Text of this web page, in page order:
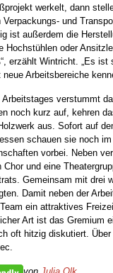
werkelt, dann
Verpackungs- und
ist außerdem die
Hochstühlen oder
erzählt Wintricht. „Es
Arbeitsbereiche
verstummt
noch kurz auf, kehren
aus. Sofort auf
schauen sie noch
vorbei. Neben
Chor und eine
Gemeinsam mit drei
Damit neben der
ein attraktives
Art ist das Gremium
oft hitzig diskutiert.